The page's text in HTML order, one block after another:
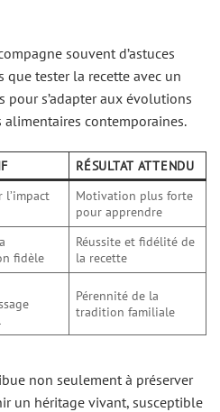
souvent d’astuces
tester la recette avec un
pour s’adapter aux évolutions
contemporaines.
RÉSULTAT ATTENDU
l’impact
Motivation plus forte
pour apprendre
fidèle
Réussite et fidélité de
la recette
Pérennité de la
tradition familiale
non seulement à préserver
un héritage vivant, susceptible